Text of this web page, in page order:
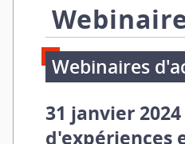
Webinaires
31 janvier
d'expériences